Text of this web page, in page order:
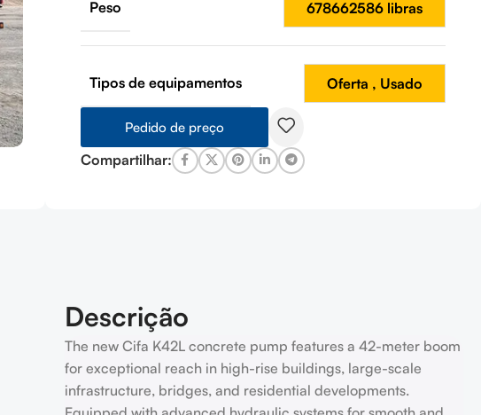
Peso 678662586 libras
Tipos de equipamentos Oferta , Usado
Pedido de preço
Compartilhar:
Descrição
The new Cifa K42L concrete pump features a 42-meter boom
for exceptional reach in high-rise buildings, large-scale
infrastructure, bridges, and residential developments.